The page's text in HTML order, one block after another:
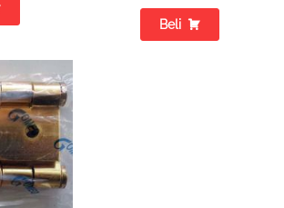
Beli